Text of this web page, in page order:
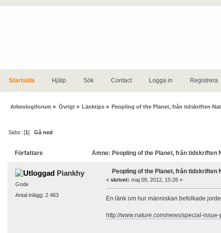
Startsida Hjälp Sök Contact Logga in Registrera
Arkeologiforum » Övrigt» Länktips» Peopling of the Planet, från tidskriften
Sidor: [1]Gå ned
Författare Ämne: Peopling of the Planet, från tidskriften
Piankhy
Gode
Antal inlägg: 2 463
Peopling of the Planet, från tidskriften
« skrivet: maj 09, 2012, 15:26 »
En länk om hur människan befolkade
http://www.nature.com/news/special-